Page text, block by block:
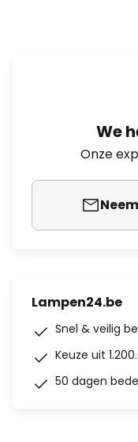
We
Onze
Lampen24.be
Snel & veilig
Keuze uit
50 dagen